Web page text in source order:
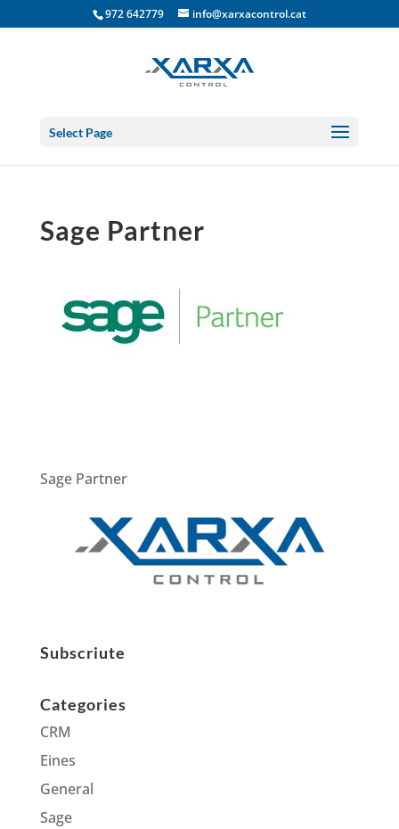
972 642779 info@xarxacontrol.cat
Select Page
Sage Partner
Sage Partner
Subscriute
Categories
CRM
Eines
General
Sage